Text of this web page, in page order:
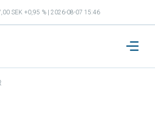
SEK +0,95 % | 2026-08-07 15:46